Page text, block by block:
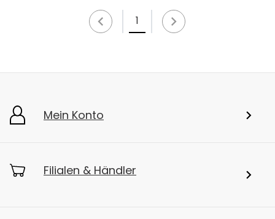
1
Mein Konto
Filialen & Händler